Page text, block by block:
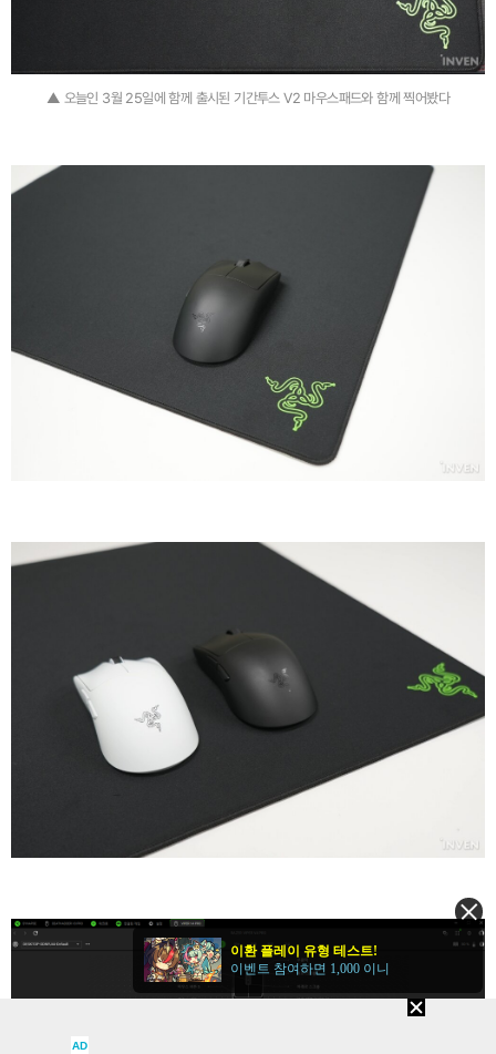
▲ 오늘인 3월 25일에 함께 출시된 기간투스 V2 마우스패드와 함께 찍어봤다
AD
이환 플레이 유형 테스트!
이벤트 참여하면 1,000 이니